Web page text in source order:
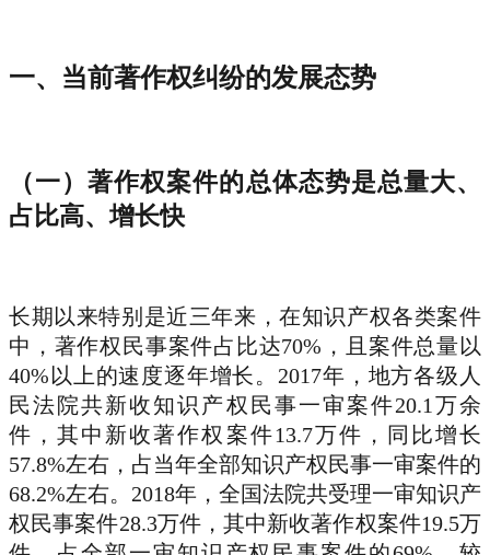
一、当前著作权纠纷的发展态势
（一）著作权案件的总体态势是总量大、
占比高、增长快
长期以来特别是近三年来，在知识产权各类案件
中，著作权民事案件占比达70%，且案件总量以
40%以上的速度逐年增长。2017年，地方各级人
民法院共新收知识产权民事一审案件20.1万余
件，其中新收著作权案件13.7万件，同比增长
57.8%左右，占当年全部知识产权民事一审案件的
68.2%左右。2018年，全国法院共受理一审知识产
权民事案件28.3万件，其中新收著作权案件19.5万